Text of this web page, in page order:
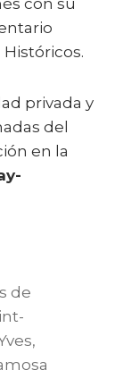
con su
privada y
del
en la
de